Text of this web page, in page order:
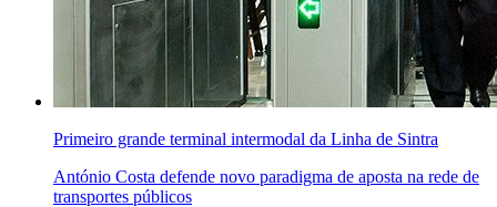
Primeiro grande terminal intermodal da Linha de Sintra
António Costa defende novo paradigma de aposta na rede de
transportes públicos